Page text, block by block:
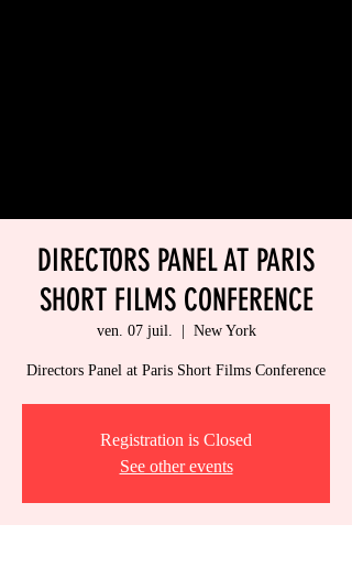
DIRECTORS PANEL AT PARIS
SHORT FILMS CONFERENCE
ven. 07 juil. New York
Directors Panel at Paris Short Films Conference
Registration is Closed
See other events